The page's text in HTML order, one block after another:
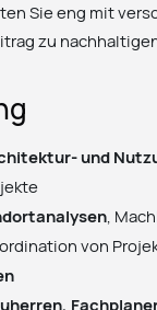
Sie eng mit
zu
und
,
von